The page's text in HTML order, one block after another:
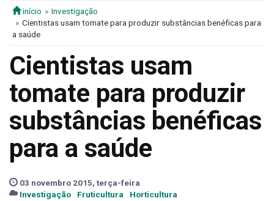
início
Investigação
Cientistas usam tomate para produzir substâncias benéficas para
a saúde
Cientistas usam
tomate para produzir
substâncias benéficas
para a saúde
03 novembro 2015, terça-feira
Investigação
Fruticultura Horticultura